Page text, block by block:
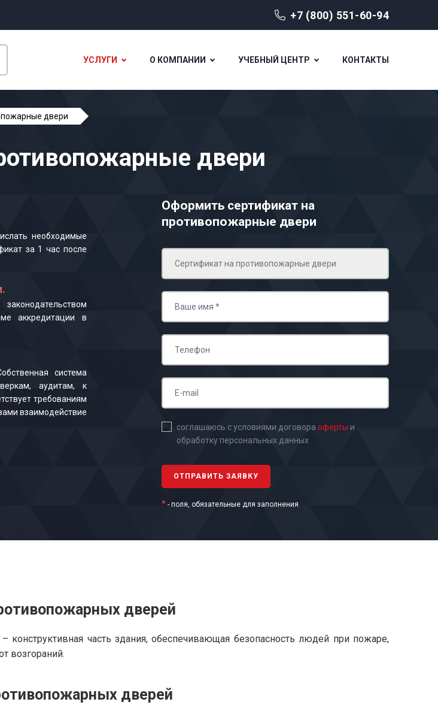
+7 (800) 551-60-94
УСЛУГИ О КОМПАНИИ УЧЕБНЫЙ ЦЕНТР КОНТАКТЫ
двери
двери
необходимые
за 1 час после
аккредитации в
система
аудитам, к
требованиям
взаимодействие
Оформить сертификат на
противопожарные двери
соглашаюсь с условиями договора оферты и
обработку персональных данных
* - поля, обязательные для заполнения
дверей
конструктивная часть здания, обеспечивающая безопасность людей при пожаре,
возгораний.
дверей